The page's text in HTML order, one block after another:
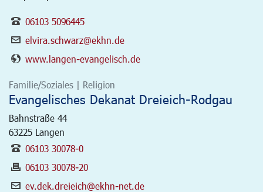
06103 5096445
elvira.schwarz@ekhn.de
www.langen-evangelisch.de
Familie/Soziales | Religion
Evangelisches Dekanat Dreieich-Rodgau
Bahnstraße 44
63225 Langen
06103 30078-0
06103 30078-20
ev.dek.dreieich@ekhn-net.de